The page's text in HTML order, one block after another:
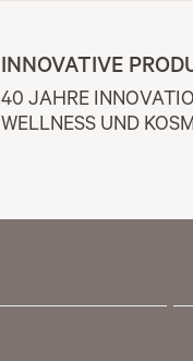
INNOVATIVE
40 JAHRE
WELLNESS UND